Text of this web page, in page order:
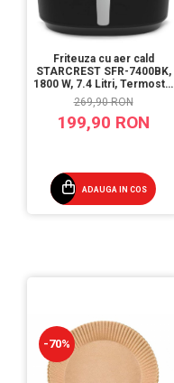
Friteuza cu aer cald
STARCREST SFR-7400BK,
1800 W, 7.4 Litri, Termostat
80 - 200 °C, 9 programe
predefinite, Negru
269,90 RON
199,90 RON
ADAUGA IN COS
-70%